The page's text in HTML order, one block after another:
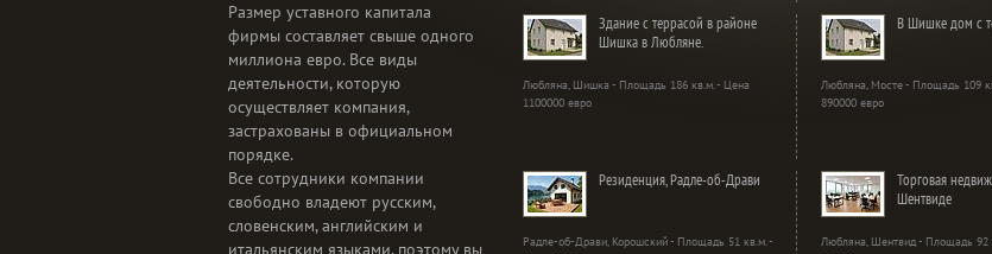
Размер уставного капитала
фирмы составляет свыше одного
миллиона евро. Все виды
деятельности, которую
осуществляет компания,
застрахованы в официальном
порядке.
Все сотрудники компании
свободно владеют русским,
словенским, английским и
итальянским языками, поэтому вы
Здание с террасой в районе
Шишка в Любляне.
Любляна, Шишка - Площадь 186 кв.м. - Цена
1100000 евро
В Шишке дом с
Любляна, Мосте - Площадь 109
890000 евро
Резиденция, Радле-об-Драви
Радле-об-Драви, Корошский - Площадь 51 кв.м. -
Торговая
Шентвиде
Любляна, Шентвид - Площадь 92